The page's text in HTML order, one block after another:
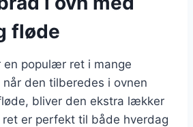
fløde
en populær ret i mange
den tilberedes i ovnen
bliver den ekstra lækker
ret er perfekt til både hverdag